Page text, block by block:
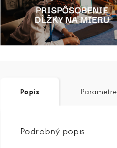
Popis Parametre
Podrobný popis